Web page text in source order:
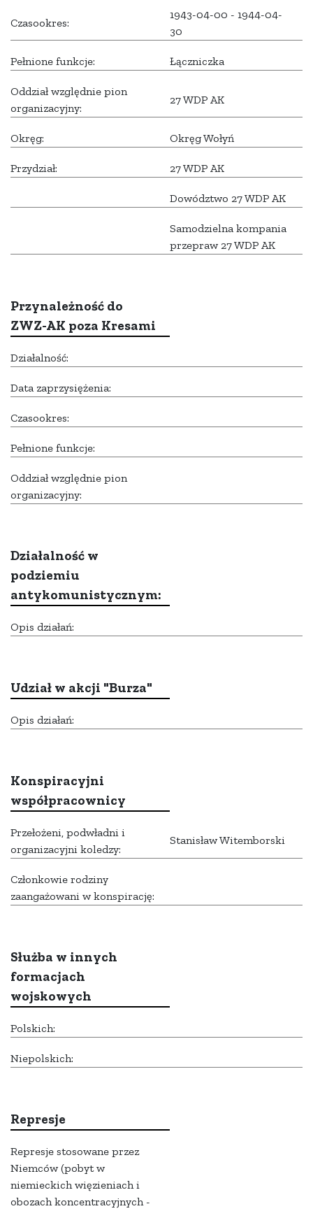
Czasookres:
1943-04-00 - 1944-04-
30
Pełnione funkcje: Łączniczka
Oddział względnie pion
organizacyjny:
27 WDP AK
Okręg: Okręg Wołyń
Przydział: 27 WDP AK
Dowództwo 27 WDP AK
Samodzielna kompania
przepraw 27 WDP AK
Przynależność do
ZWZ-AK poza Kresami
Działalność:
Data zaprzysiężenia:
Czasookres:
Pełnione funkcje:
Oddział względnie pion
organizacyjny:
Działalność w
podziemiu
antykomunistycznym:
Opis działań:
Udział w akcji "Burza"
Opis działań:
Konspiracyjni
współpracownicy
Przełożeni, podwładni i
organizacyjni koledzy:
Stanisław Witemborski
Członkowie rodziny
zaangażowani w konspirację:
Służba w innych
formacjach
wojskowych
Polskich:
Niepolskich:
Represje
Represje stosowane przez
Niemców (pobyt w
niemieckich więzieniach i
obozach koncentracyjnych -